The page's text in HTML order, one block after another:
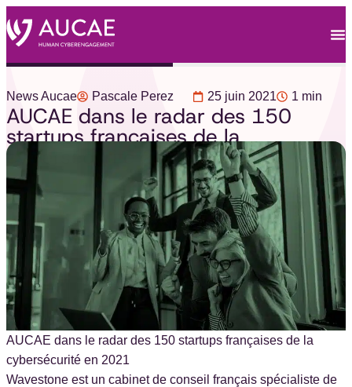
News Aucae Pascale Perez 25 juin 2021 1 min
AUCAE dans le radar des 150
startups françaises de la
cybersécurité 2021
AUCAE dans le radar des 150 startups françaises de la
cybersécurité en 2021
Wavestone est un cabinet de conseil français spécialiste de